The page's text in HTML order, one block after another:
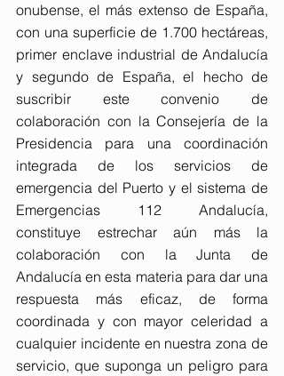
onubense, el más extenso de España,
con una superficie de 1.700 hectáreas,
primer enclave industrial de Andalucía
y segundo de España, el hecho de
suscribir este convenio de
colaboración con la Consejería de la
Presidencia para una coordinación
integrada de los servicios de
emergencia del Puerto y el sistema de
Emergencias 112 Andalucía,
constituye estrechar aún más la
colaboración con la Junta de
Andalucía en esta materia para dar una
respuesta más eficaz, de forma
coordinada y con mayor celeridad a
cualquier incidente en nuestra zona de
servicio, que suponga un peligro para